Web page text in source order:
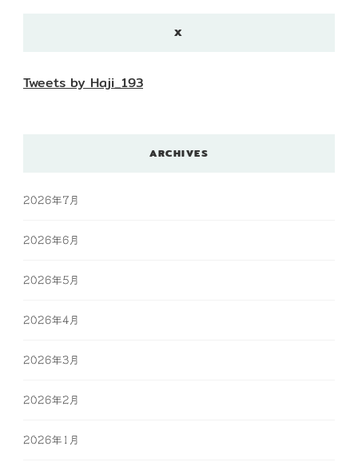
X
Tweets by Haji_193
ARCHIVES
2026年7月
2026年6月
2026年5月
2026年4月
2026年3月
2026年2月
2026年1月